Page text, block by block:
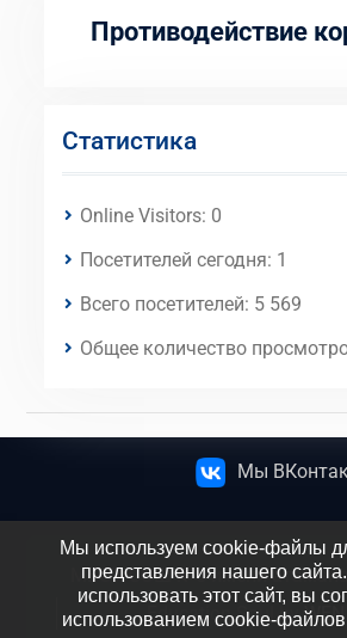
Противодействие
Статистика
Online Visitors: 0
Посетителей сегодня: 1
Всего посетителей: 5 569
Общее количество
Мы
МБОУ СОШ №5 имени атамана
Education Soul by
Мы используем cookie-файлы
представления нашего
использовать этот сайт, вы
использованием cookie-файлов